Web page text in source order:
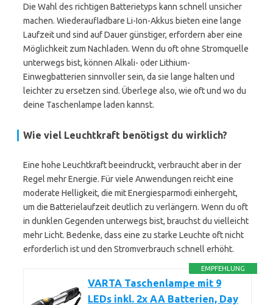
Die Wahl des richtigen Batterietyps kann schnell unsicher
machen. Wiederaufladbare Li-Ion-Akkus bieten eine lange
Laufzeit und sind auf Dauer günstiger, erfordern aber eine
Möglichkeit zum Nachladen. Wenn du oft ohne Stromquelle
unterwegs bist, können Alkali- oder Lithium-
Einwegbatterien sinnvoller sein, da sie lange halten und
leichter zu ersetzen sind. Überlege also, wie oft und wo du
deine Taschenlampe laden kannst.
Wie viel Leuchtkraft benötigst du wirklich?
Eine hohe Leuchtkraft beeindruckt, verbraucht aber in der
Regel mehr Energie. Für viele Anwendungen reicht eine
moderate Helligkeit, die mit Energiesparmodi einhergeht,
um die Batterielaufzeit deutlich zu verlängern. Wenn du oft
in dunklen Gegenden unterwegs bist, brauchst du vielleicht
mehr Licht. Bedenke, dass eine zu starke Leuchte oft nicht
erforderlich ist und den Stromverbrauch schnell erhöht.
EMPFEHLUNG
VARTA Taschenlampe mit 9
LEDs inkl. 2x AA Batterien, Day